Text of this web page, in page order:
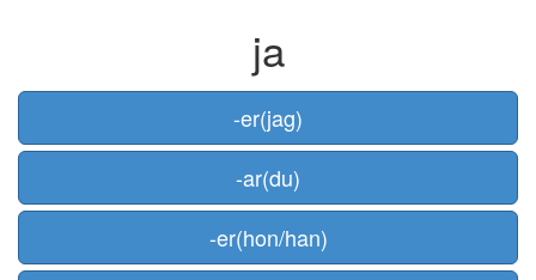
ja
-er(jag)
-ar(du)
-er(hon/han)